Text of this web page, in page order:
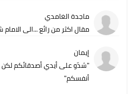
ماجدة الغامدي
مقال اكثر من رائع ...الى
إيمان
"شدّو على أيدي أصدقائكم لكن
أنفسكم"